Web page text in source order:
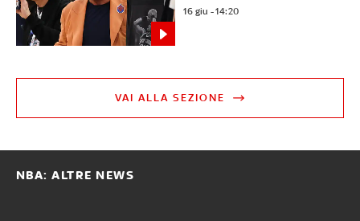
16 giu - 14:20
VAI ALLA SEZIONE
NBA: ALTRE NEWS